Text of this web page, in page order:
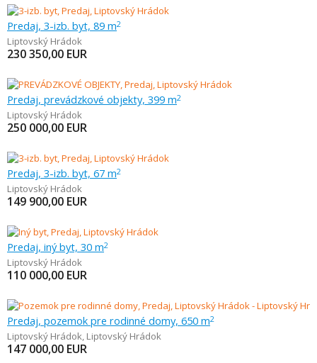
Predaj, 3-izb. byt, 89 m2
Liptovský Hrádok
230 350,00 EUR
Predaj, prevádzkové objekty, 399 m2
Liptovský Hrádok
250 000,00 EUR
Predaj, 3-izb. byt, 67 m2
Liptovský Hrádok
149 900,00 EUR
Predaj, iný byt, 30 m2
Liptovský Hrádok
110 000,00 EUR
Predaj, pozemok pre rodinné domy, 650 m2
Liptovský Hrádok, Liptovský Hrádok
147 000,00 EUR